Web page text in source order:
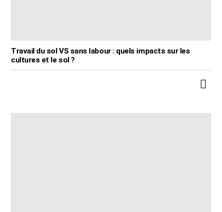
Travail du sol VS sans labour : quels impacts sur les
cultures et le sol ?